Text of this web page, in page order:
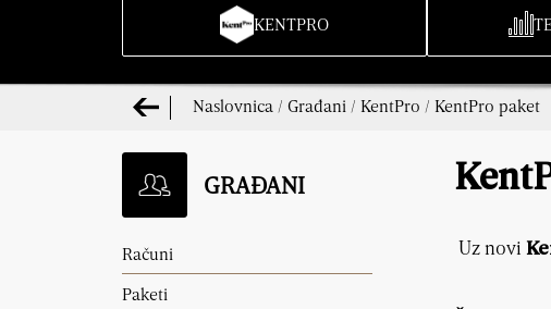
KENTPRO
Naslovnica / Građani / KentPro / KentPro paket
GRAĐANI
Računi
Paketi
Uz novi